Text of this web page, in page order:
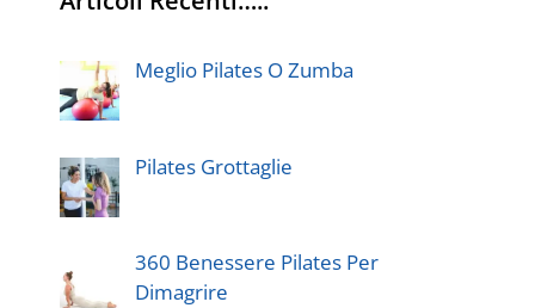
Meglio Pilates O Zumba
Pilates Grottaglie
360 Benessere Pilates Per
Dimagrire